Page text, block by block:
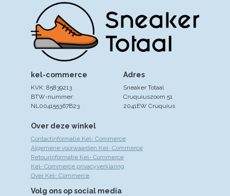
Over deze winkel
Contactinformatie Kel- Commerce
Algemene voorwaarden Kel- Commerce
Retourinformatie Kel- Commerce
Kel- Commerce privacyverklaring
Over Kel- Commerce
Volg ons op social media
Adres
Sneaker Totaal
Cruquiuszoom 51
2041EW Cruquius
kel-commerce
KVK: 85839213
BTW-nummer:
NL004155367B23